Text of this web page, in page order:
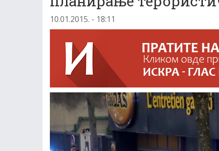
10.01.2015. - 18:11